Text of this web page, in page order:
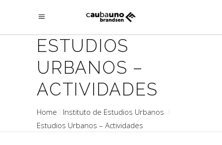
ESTUDIOS
URBANOS –
ACTIVIDADES
Home
Instituto de Estudios Urbanos
Estudios Urbanos – Actividades